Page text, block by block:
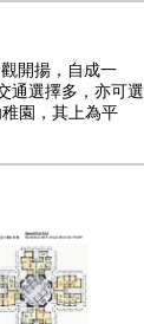
開揚，自成一
通選擇多，亦可選
園，其上為平